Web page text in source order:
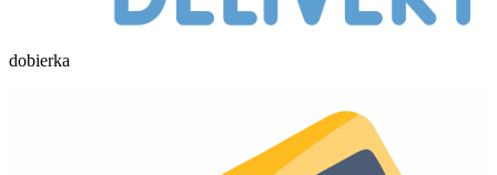
dobierka